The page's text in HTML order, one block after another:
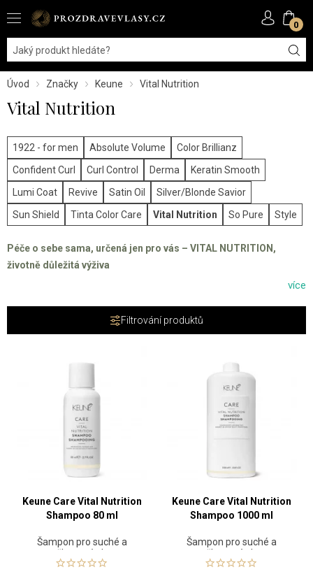
0
Úvod Značky Keune Vital Nutrition
Vital Nutrition
1922 - for men Absolute Volume
Color Brillianz
Confident Curl
Curl Control Derma
Keratin Smooth
Lumi Coat
Revive Satin Oil
Silver/Blonde Savior
Sun Shield
Tinta Color Care Vital Nutrition So Pure Style
Péče o sebe sama, určená jen pro vás – VITAL NUTRITION,
životně důležitá výživa
loving care, tedy o něžné a láskyplné péči, určené jen pro vás. Její
bohaté složení je vyrobeno ze směsi pěti základních minerálů, takže
hydratovaly a vytvořily ochrannou bariéru kolem každého pramene
a tím chránily před škodlivými UV paprsky.
více
Filtrování produktů
Keune Care Vital Nutrition
Shampoo 80 ml
Šampon pro suché a
poškozené vlasy
Keune Care Vital Nutrition
Shampoo 1000 ml
Šampon pro suché a
poškozené vlasy